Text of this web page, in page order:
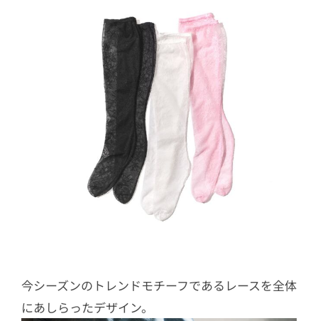
今シーズンのトレンドモチーフであるレースを全体
にあしらったデザイン。